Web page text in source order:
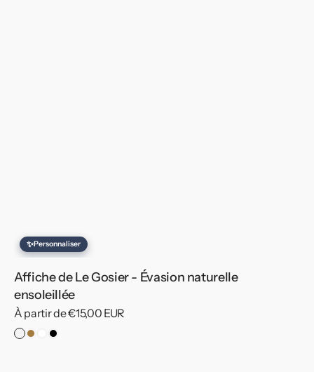
✨Personnaliser
Affiche de Le Gosier - Évasion naturelle
ensoleillée
Prix
habituel
À partir de €15,00 EUR
PasCadre
Cadre
Cadre